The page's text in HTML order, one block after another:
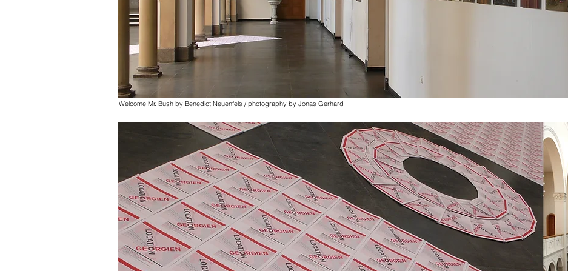
Welcome Mr. Bush by Benedict Neuenfels / photography by Jonas Gerhard